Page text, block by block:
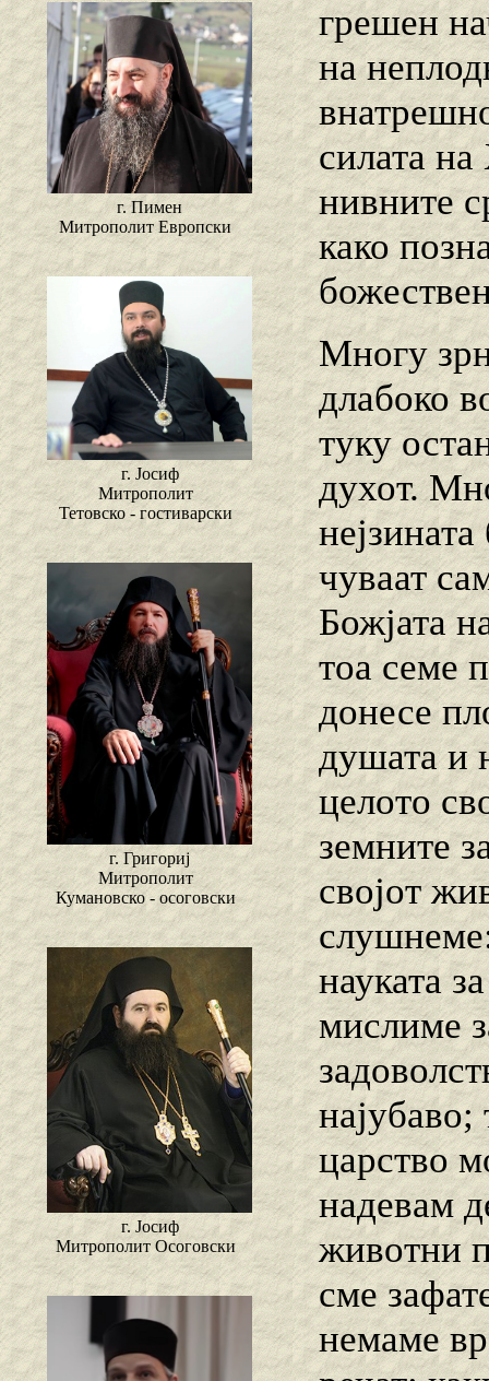
г. Пимен
Митрополит Европски
г. Јосиф
Митрополит
Тетовско - гостиварски
г. Григориј
Митрополит
Кумановско - осоговски
г. Јосиф
Митрополит Осоговски
грешен
на
силата на
нивните
како
Многу
длабоко
туку
духот.
чуваат
Божјата
тоа семе
донесе
душата и
целото
земните
својот
науката
мислиме
најубаво;
царство
надевам
животни
сме
немаме